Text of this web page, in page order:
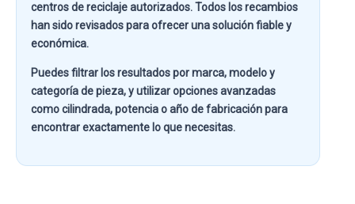
centros de reciclaje autorizados. Todos los recambios
han sido revisados para ofrecer una solución fiable y
económica.
Puedes filtrar los resultados pormarca, modelo y
categoría de pieza, y utilizar opciones avanzadas
comocilindrada, potencia o año de fabricaciónpara
encontrar exactamente lo que necesitas.